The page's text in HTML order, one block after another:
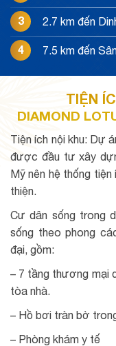
3 2.7 km đến
4 7.5 km đến
TIỆN
DIAMOND
Tiện ích nội khu: Dự
được đầu tư xây
Mỹ nên hệ thống
thiện.
Cư dân sống trong
sống theo phong
đại, gồm:
– 7 tầng thương mại
tòa nhà.
– Hồ bơi tràn bờ
– Phòng khám y tế